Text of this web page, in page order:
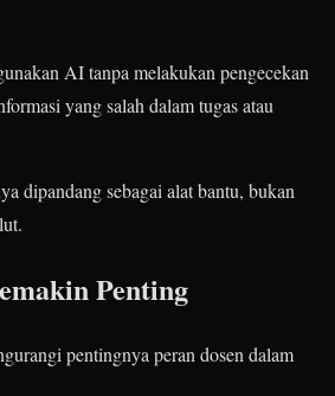
AI tanpa melakukan pengecekan
yang salah dalam tugas atau
dipandang sebagai alat bantu, bukan
Penting
pentingnya peran dosen dalam